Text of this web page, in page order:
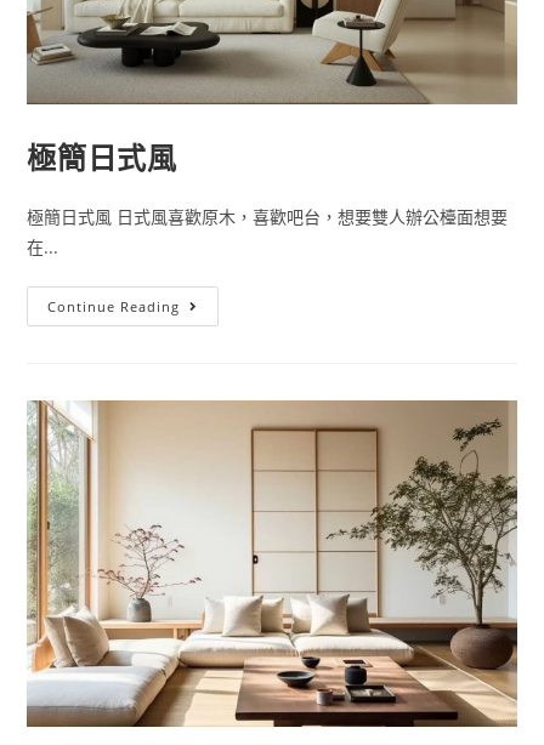
極簡日式風
極簡日式風 日式風喜歡原木，喜歡吧台，想要雙人辦公檯面想要
在...
Continue Reading 極
簡